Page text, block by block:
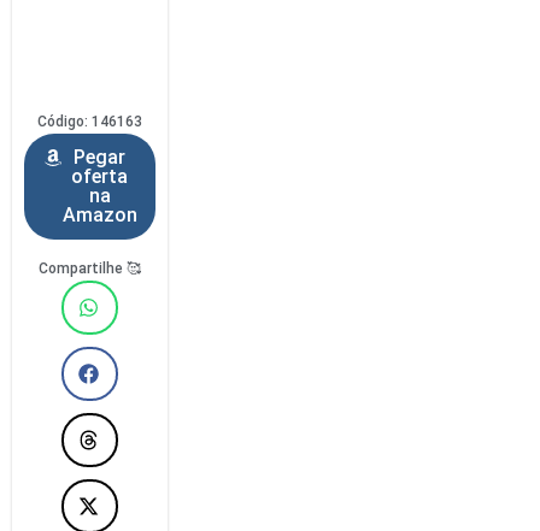
Código: 146163
Pegar
oferta
na
Amazon
Compartilhe 🥰